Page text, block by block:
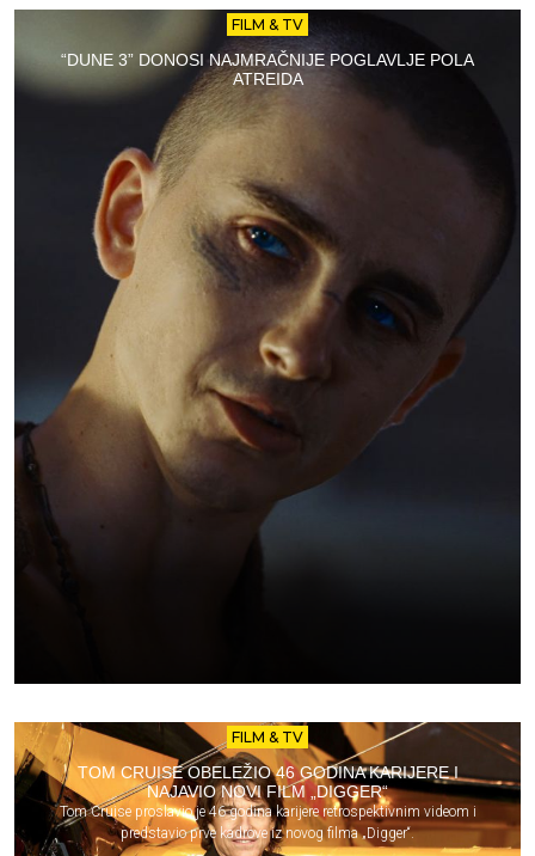
FILM & TV
“DUNE 3” DONOSI NAJMRAČNIJE POGLAVLJE POLA
ATREIDA
FILM & TV
TOM CRUISE OBELEŽIO 46 GODINA KARIJERE I
NAJAVIO NOVI FILM „DIGGER“
Tom Cruise proslavio je 46 godina karijere retrospektivnim videom i
predstavio prve kadrove iz novog filma „Digger“.